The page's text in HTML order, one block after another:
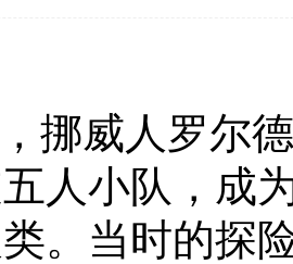
挪威人罗尔
人小队，成
。当时的探